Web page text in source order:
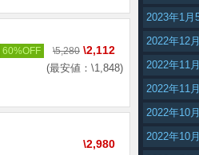
60%OFF \5,280 \2,112
(最安値：\1,848)
\2,980
2023年1月
2022年12
2022年11
2022年11
2022年10
2022年10